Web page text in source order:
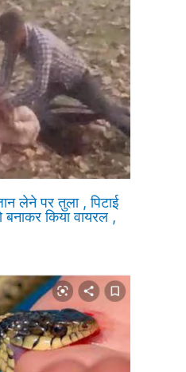
लेने पर तुला , पिटाई
बनाकर किया वायरल ,